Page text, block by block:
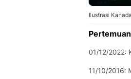
Ilustrasi
01/12/2022:
11/10/2016: